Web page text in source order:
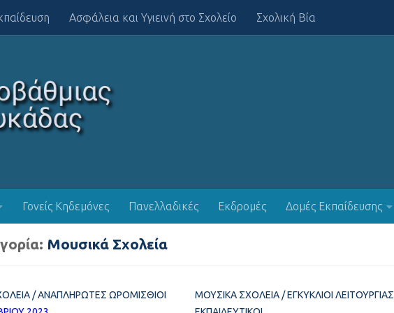
Ασφάλεια και Υγιεινή στο Σχολείο Σχολική Βία
Γονείς Κηδεμόνες Πανελλαδικές Εκδρομές Δομές Εκπαίδευσης
Μουσικά Σχολεία
/ΑΝΑΠΛΗΡΩΤΈΣ ΩΡΟΜΊΣΘΙΟΙ
ΜΟΥΣΙΚΆ ΣΧΟΛΕΊΑ /ΕΓΚΎΚΛΙΟΙ ΛΕΙΤΟΥΡΓΊΑΣ